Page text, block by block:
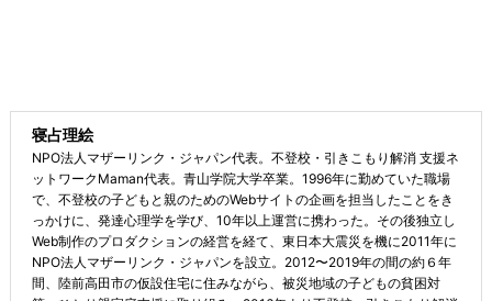
寝占理絵
NPO法人マザーリンク・ジャパン代表。不登校・引きこもり解消 支援ネ
ットワークMaman代表。青山学院大学卒業。1996年に勤めていた職場
で、不登校の子どもと親のためのWebサイトの企画を担当したことをき
っかけに、発達心理学を学び、10年以上運営に携わった。その後独立し
Web制作のプロダクションの経営を経て、東日本大震災を機に2011年に
NPO法人マザーリンク・ジャパンを設立。2012〜2019年の間の約６年
間、陸前高田市の仮設住宅に住みながら、被災地域の子どもの貧困対